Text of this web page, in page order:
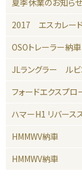
2017 エスカレー
OSOトレーラー納車
JLラングラー ルビ
フォードエクスプ
ハマーH1 リバース
HMMWV納車
HMMWV納車